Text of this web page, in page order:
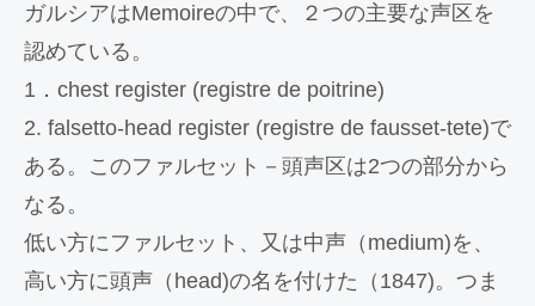
ガルシアはMemoireの中で、２つの主要な声区を
認めている。
1．chest register (registre de poitrine)
2. falsetto-head register (registre de fausset-tete)で
ある。このファルセット－頭声区は2つの部分から
なる。
低い方にファルセット、又は中声（medium)を、
高い方に頭声（head)の名を付けた（1847)。つま